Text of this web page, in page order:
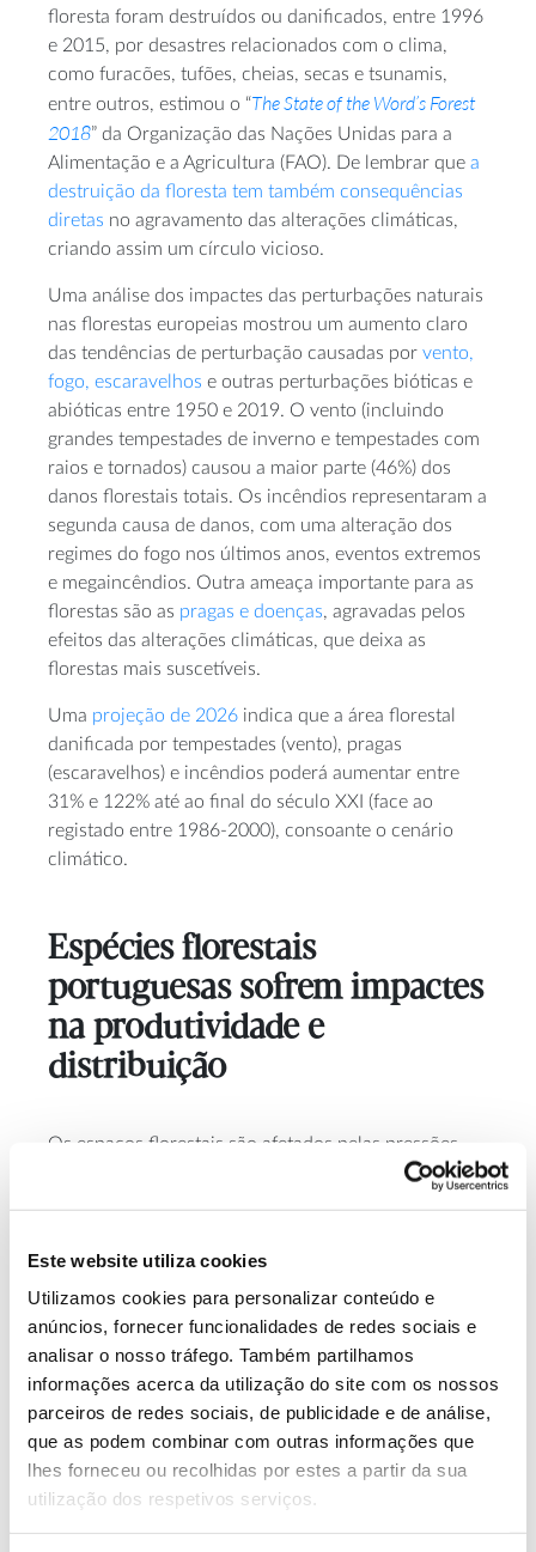
Este website utiliza cookies
Utilizamos cookies para personalizar conteúdo e
anúncios, fornecer funcionalidades de redes sociais e
analisar o nosso tráfego. Também partilhamos
informações acerca da utilização do site com os nossos
parceiros de redes sociais, de publicidade e de análise,
que as podem combinar com outras informações que
lhes forneceu ou recolhidas por estes a partir da sua
utilização dos respetivos serviços.
floresta foram destruídos ou danificados, entre 1996
e 2015, por desastres relacionados com o clima,
como furacões, tufões, cheias, secas e tsunamis,
entre outros, estimou o “The State of the Word’s Forest
2018” da Organização das Nações Unidas para a
Alimentação e a Agricultura (FAO). De lembrar que a
destruição da floresta tem também consequências
diretas no agravamento das alterações climáticas,
criando assim um círculo vicioso.
Uma análise dos impactes das perturbações naturais
nas florestas europeias mostrou um aumento claro
das tendências de perturbação causadas por vento,
fogo, escaravelhos e outras perturbações bióticas e
abióticas entre 1950 e 2019. O vento (incluindo
grandes tempestades de inverno e tempestades com
raios e tornados) causou a maior parte (46%) dos
danos florestais totais. Os incêndios representaram a
segunda causa de danos, com uma alteração dos
regimes do fogo nos últimos anos, eventos extremos
e megaincêndios. Outra ameaça importante para as
florestas são as pragas e doenças, agravadas pelos
efeitos das alterações climáticas, que deixa as
florestas mais suscetíveis.
Uma projeção de 2026 indica que a área florestal
danificada por tempestades (vento), pragas
(escaravelhos) e incêndios poderá aumentar entre
31% e 122% até ao final do século XXI (face ao
registado entre 1986-2000), consoante o cenário
climático.
Espécies florestais
portuguesas sofrem impactes
na produtividade e
distribuição
Os espaços florestais são afetados pelas pressões
das alterações climáticas em Portugal. A partir dos
equipa de trabalho responsável pela área de florestas
da Estratégia Nacional de Adaptação às alterações
Climáticasapresentou previsões para alguns dos
impactes potenciais que se deverão fazer sentir na
produtividade e na área de distribuição das
diferentes espécies florestais:
Pinheiro-bravo com diminuição geral de